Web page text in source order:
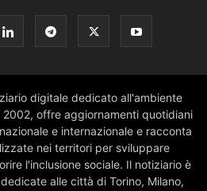
digitale dedicato all'ambiente
offre aggiornamenti quotidiani
e internazionale e racconta
nei territori per sviluppare
l'inclusione sociale. Il notiziario è
alle città di Torino, Milano,